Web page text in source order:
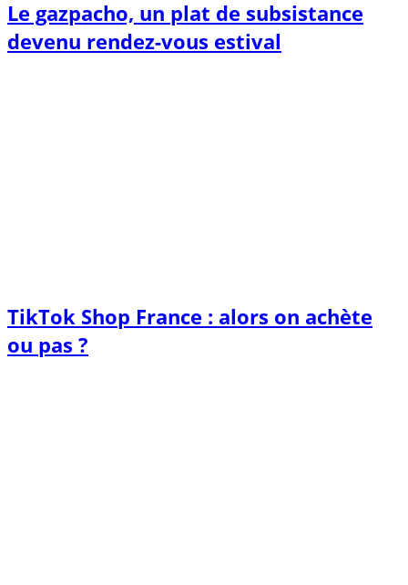
Le gazpacho, un plat de subsistance
devenu rendez-vous estival
TikTok Shop France : alors on achète
ou pas ?